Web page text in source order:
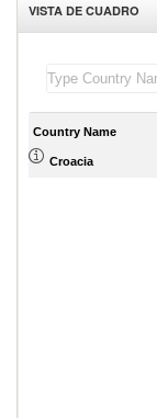
VISTA DE CUADRO
Country Name
Croacia